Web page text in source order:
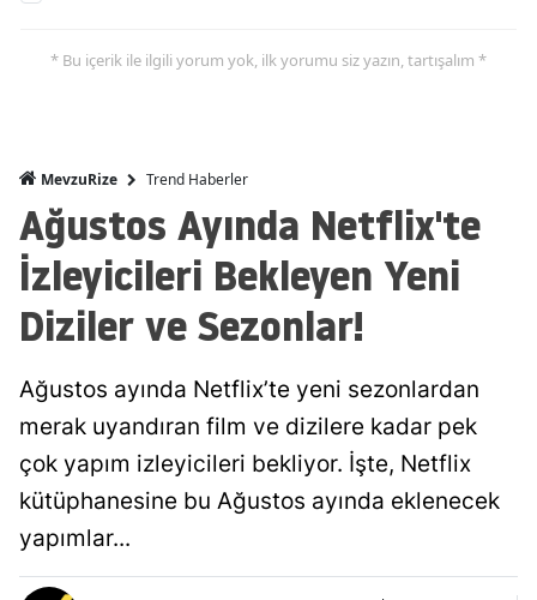
* Bu içerik ile ilgili yorum yok, ilk yorumu siz yazın, tartışalım *
MevzuRize Trend Haberler
Ağustos Ayında Netflix'te
İzleyicileri Bekleyen Yeni
Diziler ve Sezonlar!
Ağustos ayında Netflix’te yeni sezonlardan
merak uyandıran film ve dizilere kadar pek
çok yapım izleyicileri bekliyor. İşte, Netflix
kütüphanesine bu Ağustos ayında eklenecek
yapımlar...